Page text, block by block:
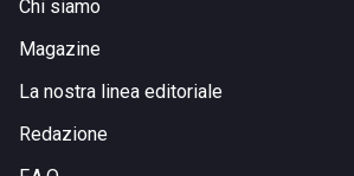
Chi siamo
Magazine
La nostra linea editoriale
Redazione